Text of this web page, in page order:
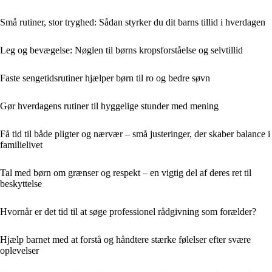
Små rutiner, stor tryghed: Sådan styrker du dit barns tillid i hverdagen
Leg og bevægelse: Nøglen til børns kropsforståelse og selvtillid
Faste sengetidsrutiner hjælper børn til ro og bedre søvn
Gør hverdagens rutiner til hyggelige stunder med mening
Få tid til både pligter og nærvær – små justeringer, der skaber balance i
familielivet
Tal med børn om grænser og respekt – en vigtig del af deres ret til
beskyttelse
Hvornår er det tid til at søge professionel rådgivning som forælder?
Hjælp barnet med at forstå og håndtere stærke følelser efter svære
oplevelser